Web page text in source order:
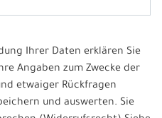
Ihrer Daten erklären Sie
Angaben zum Zwecke der
etwaiger Rückfragen
und auswerten. Sie